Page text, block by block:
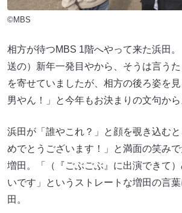
©MBS
相方が待つMBS 1階へやって来た浜田
送の）新年一発目やから、そうは言う
を寄せていましたが、相方の後ろ姿を見
男やん！」と今年もお決まりの文句から
浜田が「誰やこれ？」と顔を覗き込む
めでとうございます！」と満面の笑み
増田。「（『ごぶごぶ』に出演できて
いです」というストレートな増田の言
田。